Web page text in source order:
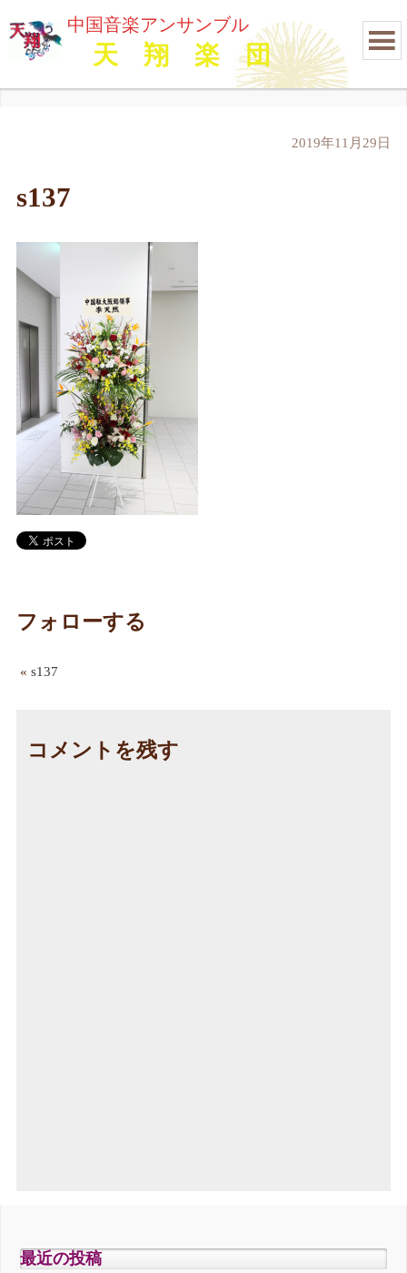
中国音楽アンサンブル
天 翔 楽 団
2019年11月29日
s137
フォローする
«s137
コメントを残す
最近の投稿